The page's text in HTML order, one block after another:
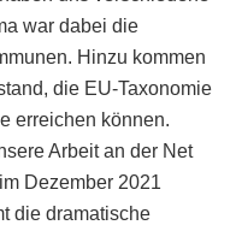
war dabei die
Hinzu kommen
die EU-Taxonomie
erreichen können.
Arbeit an der Net
Dezember 2021
die dramatische